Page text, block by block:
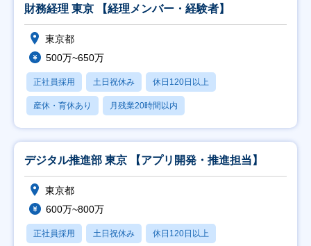
財務経理 東京 【経理メンバー・経験者】
東京都
500万~650万
正社員採用 土日祝休み 休日120日以上
産休・育休あり 月残業20時間以内
デジタル推進部 東京 【アプリ開発・推進担当】
東京都
600万~800万
正社員採用 土日祝休み 休日120日以上